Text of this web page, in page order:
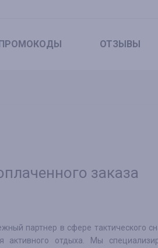
ОТЗЫВЫ
заказа
партнер в сфере тактического
активного отдыха. Мы